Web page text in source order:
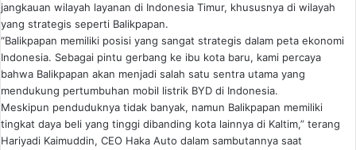
jangkauan wilayah layanan di Indonesia Timur, khususnya di wilayah
yang strategis seperti Balikpapan.
“Balikpapan memiliki posisi yang sangat strategis dalam peta ekonomi
Indonesia. Sebagai pintu gerbang ke ibu kota baru, kami percaya
bahwa Balikpapan akan menjadi salah satu sentra utama yang
mendukung pertumbuhan mobil listrik BYD di Indonesia.
Meskipun penduduknya tidak banyak, namun Balikpapan memiliki
tingkat daya beli yang tinggi dibanding kota lainnya di Kaltim,” terang
Hariyadi Kaimuddin, CEO Haka Auto dalam sambutannya saat